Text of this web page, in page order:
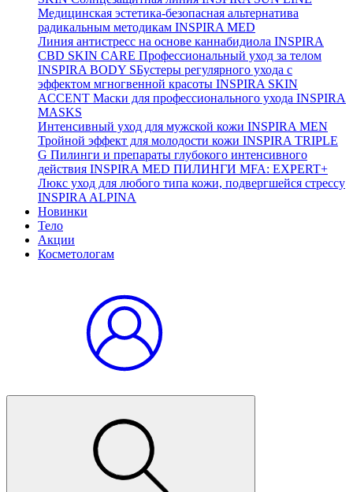
Медицинская эстетика-безопасная альтернатива
радикальным методикам INSPIRA MED
Линия антистресс на основе каннабидиола INSPIRA
CBD SKIN CARE Профессиональный уход за телом
INSPIRA BODY SБустеры регулярного ухода с
эффектом мгногвенной красоты INSPIRA SKIN
ACCENT Маски для профессионального ухода INSPIRA
MASKS
Интенсивный уход для мужской кожи INSPIRA MEN
Тройной эффект для молодости кожи INSPIRA TRIPLE
G Пилинги и препараты глубокого интенсивного
действия INSPIRA MED ПИЛИНГИ MFA: EXPERT+
Люкс уход для любого типа кожи, подвергшейся стрессу
INSPIRA ALPINA
Новинки
Тело
Акции
Косметологам